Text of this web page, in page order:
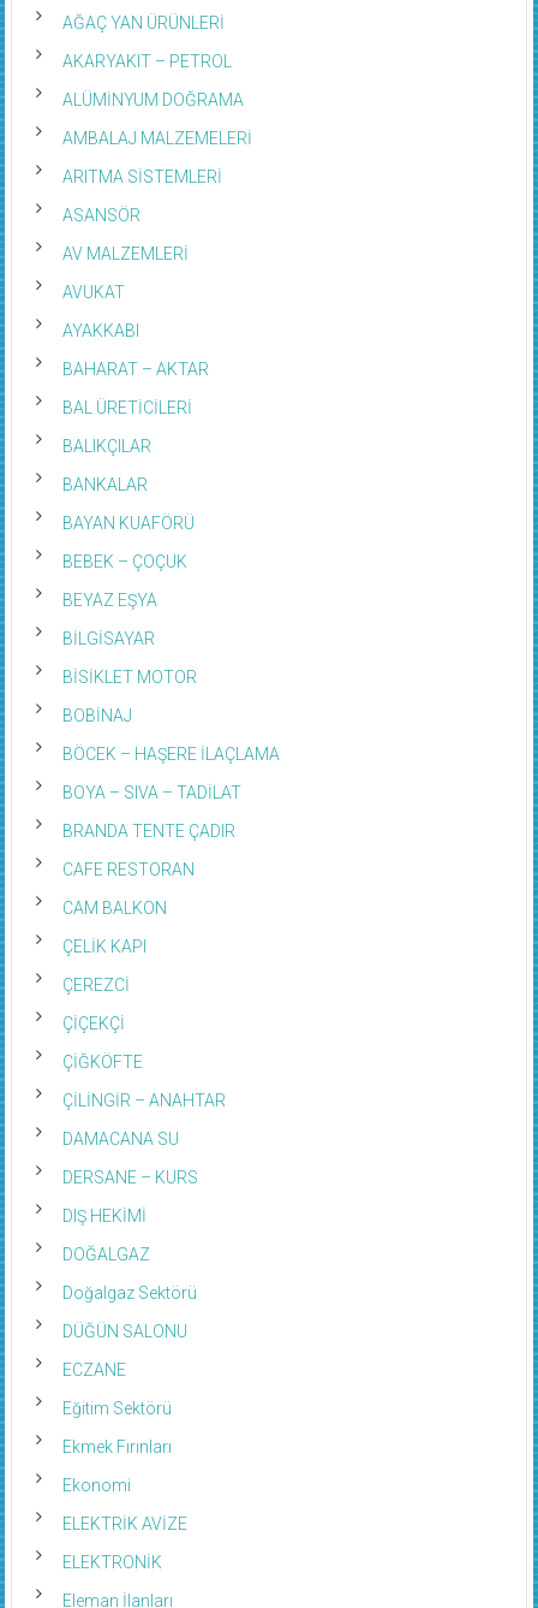
AĞAÇ YAN ÜRÜNLERİ
AKARYAKIT – PETROL
ALÜMİNYUM DOĞRAMA
AMBALAJ MALZEMELERİ
ARITMA SİSTEMLERİ
ASANSÖR
AV MALZEMLERİ
AVUKAT
AYAKKABI
BAHARAT – AKTAR
BAL ÜRETİCİLERİ
BALIKÇILAR
BANKALAR
BAYAN KUAFÖRÜ
BEBEK – ÇOÇUK
BEYAZ EŞYA
BİLGİSAYAR
BİSİKLET MOTOR
BOBİNAJ
BÖCEK – HAŞERE İLAÇLAMA
BOYA – SIVA – TADİLAT
BRANDA TENTE ÇADIR
CAFE RESTORAN
CAM BALKON
ÇELİK KAPI
ÇEREZCİ
ÇİÇEKÇİ
ÇİĞKÖFTE
ÇİLİNGİR – ANAHTAR
DAMACANA SU
DERSANE – KURS
DIŞ HEKİMİ
DOĞALGAZ
Doğalgaz Sektörü
DÜĞÜN SALONU
ECZANE
Eğitim Sektörü
Ekmek Fırınları
Ekonomi
ELEKTRİK AVİZE
ELEKTRONİK
Eleman İlanları